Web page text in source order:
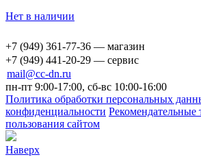
Нет в наличии
+7 (949) 361-77-36 — магазин
+7 (949) 441-20-29 — сервис
mail@cc-dn.ru
пн-пт 9:00-17:00, сб-вс 10:00-16:00
Политика обработки персональных
конфиденциальности Рекомендательные
пользования сайтом
Наверх